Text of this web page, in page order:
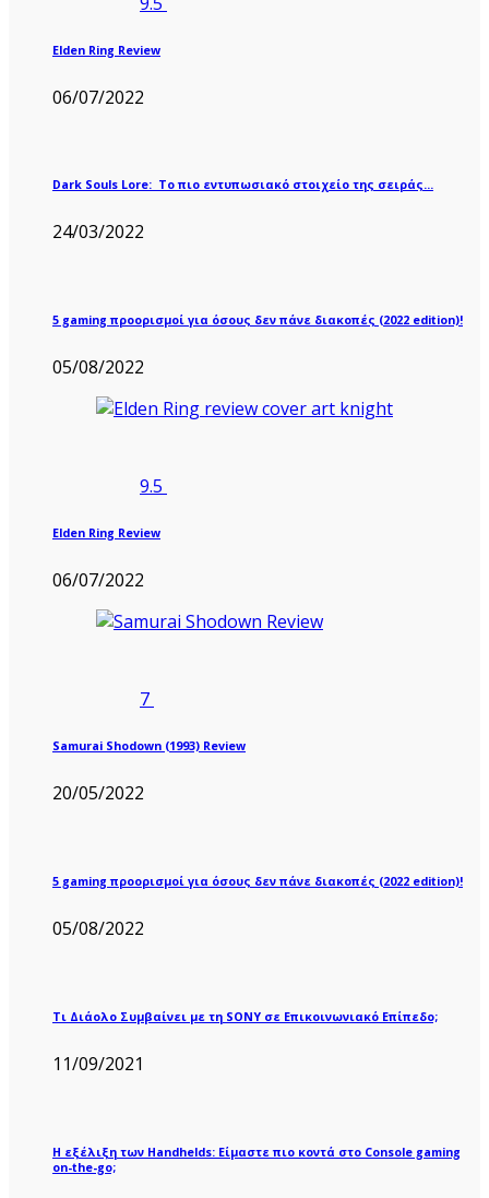
Elden Ring Review
06/07/2022
Dark Souls Lore: Το πιο εντυπωσιακό στοιχείο της σειράς…
24/03/2022
5 gaming προορισμοί για όσους δεν πάνε διακοπές (2022 edition)!
05/08/2022
9.5
Elden Ring Review
06/07/2022
7
Samurai Shodown (1993) Review
20/05/2022
5 gaming προορισμοί για όσους δεν πάνε διακοπές (2022 edition)!
05/08/2022
Τι Διάολο Συμβαίνει με τη SONY σε Επικοινωνιακό Επίπεδο;
11/09/2021
Η εξέλιξη των Handhelds: Είμαστε πιο κοντά στο Console gaming
on-the-go;